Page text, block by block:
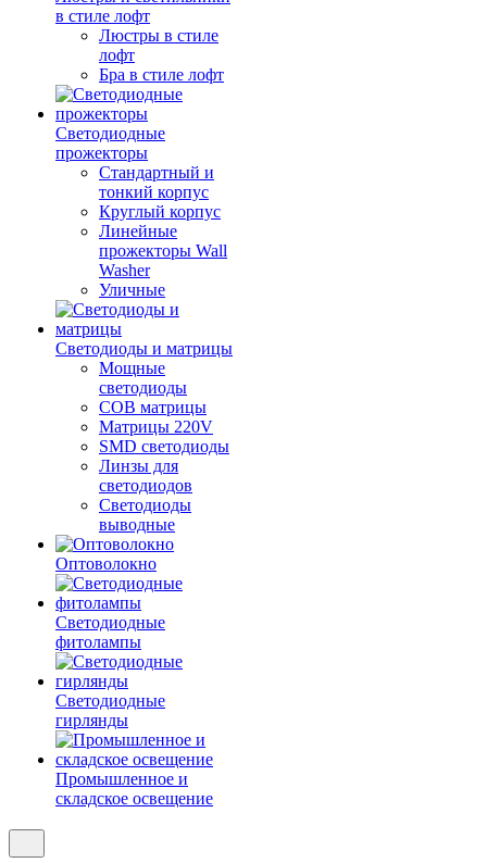
в стиле лофт
Люстры в стиле
лофт
Бра в стиле лофт
Светодиодные
прожекторы
Стандартный и
тонкий корпус
Круглый корпус
Линейные
прожекторы Wall
Washer
Уличные
Светодиоды и матрицы
Мощные
светодиоды
COB матрицы
Матрицы 220V
SMD светодиоды
Линзы для
светодиодов
Светодиоды
выводные
Оптоволокно
Светодиодные
фитолампы
Светодиодные
гирлянды
Промышленное и
складское освещение